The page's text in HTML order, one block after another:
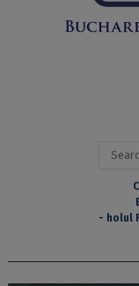
Search
- holul